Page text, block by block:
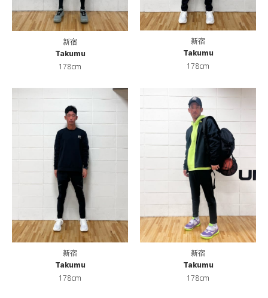
新宿
Takumu
178cm
新宿
Takumu
178cm
新宿
Takumu
178cm
新宿
Takumu
178cm